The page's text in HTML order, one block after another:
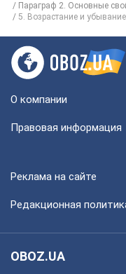
Параграф 2. Основные
5. Возрастание и
О компании
Правовая информация
Реклама на сайте
Редакционная
OBOZ.UA